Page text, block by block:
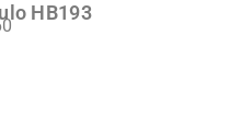
HB193